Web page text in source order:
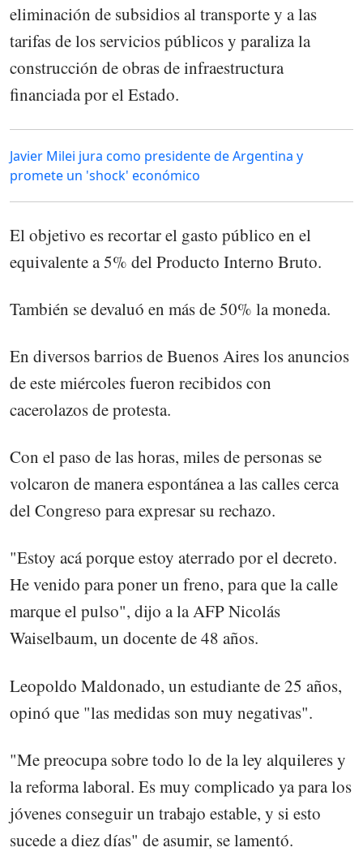
eliminación de subsidios al transporte y a las
tarifas de los servicios públicos y paraliza la
construcción de obras de infraestructura
financiada por el Estado.
Javier Milei jura como presidente de Argentina y
promete un 'shock' económico
El objetivo es recortar el gasto público en el
equivalente a 5% del Producto Interno Bruto.
También se devaluó en más de 50% la moneda.
En diversos barrios de Buenos Aires los anuncios
de este miércoles fueron recibidos con
cacerolazos de protesta.
Con el paso de las horas, miles de personas se
volcaron de manera espontánea a las calles cerca
del Congreso para expresar su rechazo.
"Estoy acá porque estoy aterrado por el decreto.
He venido para poner un freno, para que la calle
marque el pulso", dijo a la AFP Nicolás
Waiselbaum, un docente de 48 años.
Leopoldo Maldonado, un estudiante de 25 años,
opinó que "las medidas son muy negativas".
"Me preocupa sobre todo lo de la ley alquileres y
la reforma laboral. Es muy complicado ya para los
jóvenes conseguir un trabajo estable, y si esto
sucede a diez días" de asumir, se lamentó.